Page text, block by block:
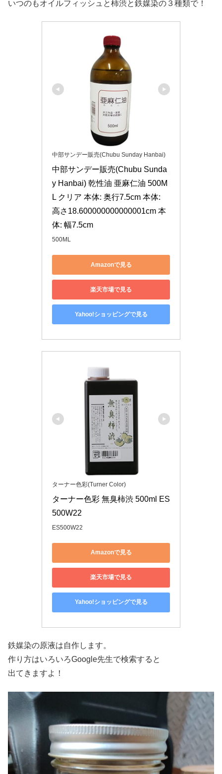
いつのもオイルフィッシュと柿渋と鉄媒染の３種類で！
中部サンデー販売(Chubu Sunday Hanbai)
中部サンデー販売(Chubu Sunda
y Hanbai) 乾性油 亜麻仁油 500M
L クリア 本体: 奥行7.5cm 本体:
高さ18.600000000000001cm 本
体: 幅7.5cm
500ML
Amazonで見る
楽天市場で見る
Yahoo!ショッピングで見る
ターナー色彩(Turner Color)
ターナー色彩 無臭柿渋 500ml ES
500W22
ES500W22
Amazonで見る
楽天市場で見る
Yahoo!ショッピングで見る
鉄媒染の原液は自作します。
作り方はいろいろGoogle先生で検索すると
出てきますよ！